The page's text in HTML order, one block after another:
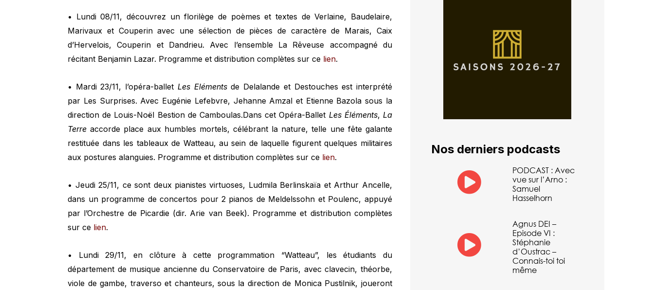
• Lundi 08/11, découvrez un florilège de poèmes et textes de Verlaine, Baudelaire,
Marivaux et Couperin avec une sélection de pièces de caractère de Marais, Caix
d’Hervelois, Couperin et Dandrieu. Avec l’ensemble La Rêveuse accompagné du
récitant Benjamin Lazar. Programme et distribution complètes sur ce lien.
• Mardi 23/11, l’opéra-ballet Les Elémentsde Delalande et Destouches est interprété
par Les Surprises. Avec Eugénie Lefebvre, Jehanne Amzal et Etienne Bazola sous la
direction de Louis-Noël Bestion de Camboulas.Dans cet Opéra-Ballet Les Éléments, La
Terre accorde place aux humbles mortels, célébrant la nature, telle une fête galante
restituée dans les tableaux de Watteau, au sein de laquelle figurent quelques militaires
aux postures alanguies. Programme et distribution complètes sur ce lien.
• Jeudi 25/11, ce sont deux pianistes virtuoses, Ludmila Berlinskaïa et Arthur Ancelle,
dans un programme de concertos pour 2 pianos de Meldelssohn et Poulenc, appuyé
par l’Orchestre de Picardie (dir. Arie van Beek). Programme et distribution complètes
sur ce lien.
• Lundi 29/11, en clôture à cette programmation “Watteau”, les étudiants du
département de musique ancienne du Conservatoire de Paris, avec clavecin, théorbe,
viole de gambe, traverso et chanteurs, sous la direction de Monica Pustilnik, joueront
Nos derniers podcasts
PODCAST : Avec
vue sur l’Arno :
Samuel
Hasselhorn
Agnus DEI –
Episode VI :
Stéphanie
d’Oustrac –
Connais-toi toi
même